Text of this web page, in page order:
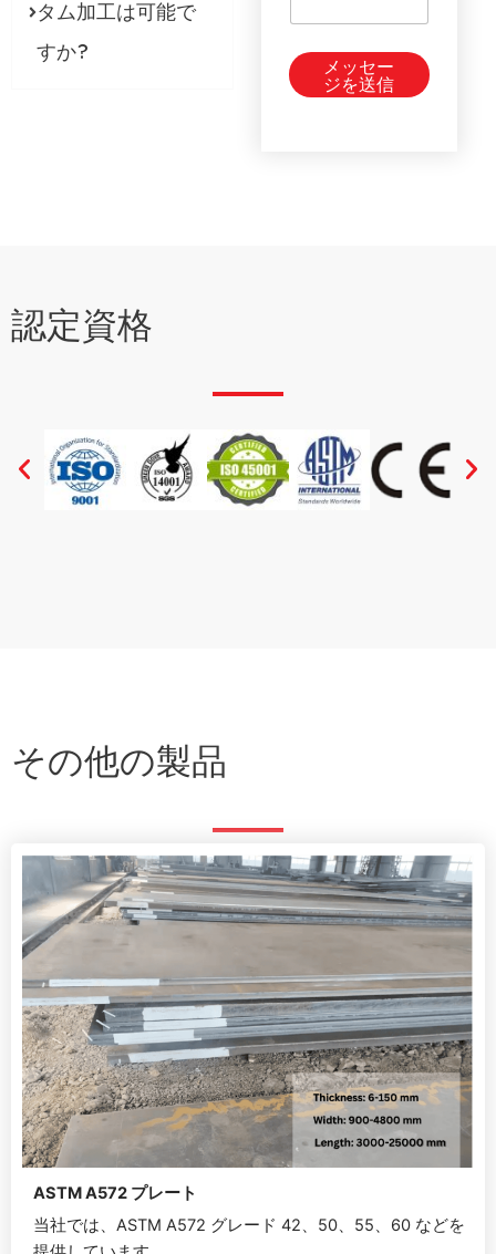
タム加工は可能で
すか?
メッセー
ジを送信
認定資格
その他の製品
ASTM A572 プレート
当社では、ASTM A572 グレード 42、50、55、60 などを